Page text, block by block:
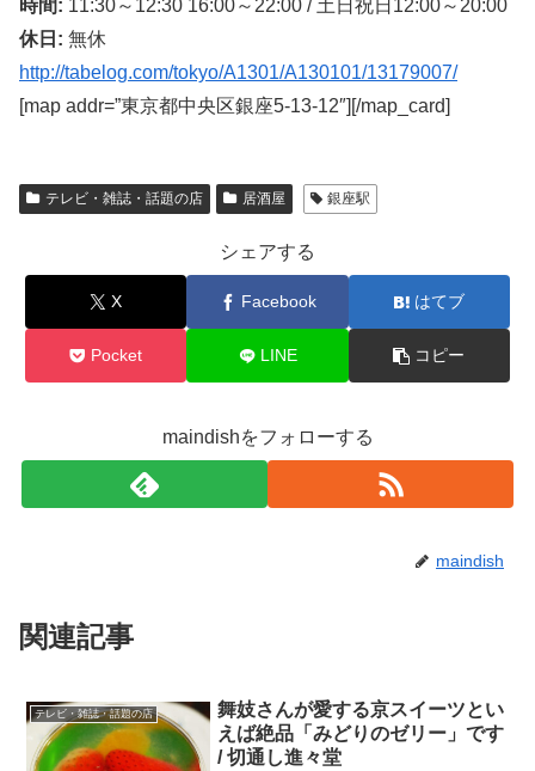
時間: 11:30～12:30 16:00～22:00 / 土日祝日12:00～20:00
休日: 無休
http://tabelog.com/tokyo/A1301/A130101/13179007/
[map addr=”東京都中央区銀座5-13-12″][/map_card]
テレビ・雑誌・話題の店 居酒屋 銀座駅
シェアする
X Facebook はてブ
Pocket LINE コピー
maindishをフォローする
maindish
関連記事
テレビ・雑誌・話題の店
舞妓さんが愛する京スイーツとい
えば絶品「みどりのゼリー」です
/ 切通し進々堂